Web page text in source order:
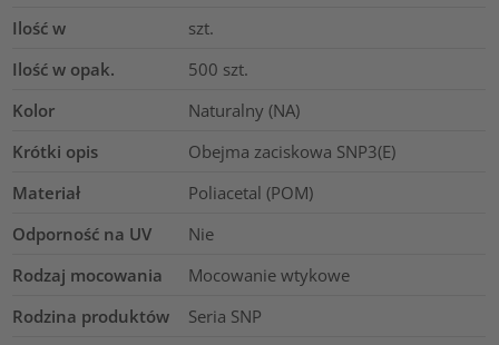
Ilość w
szt.
Ilość w opak.
500 szt.
Kolor
Naturalny (NA)
Krótki opis
Obejma zaciskowa SNP3(E)
Materiał
Poliacetal (POM)
Odporność na UV
Nie
Rodzaj mocowania
Mocowanie wtykowe
Rodzina produktów
Seria SNP